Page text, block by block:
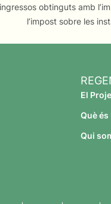
obtinguts amb
l’impost sobre les
El
Què
Qui